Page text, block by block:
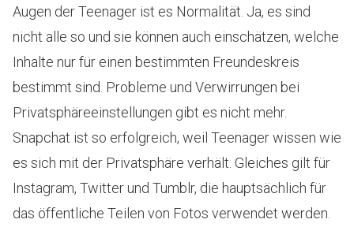
Augen der Teenager ist es Normalität. Ja, es sind
nicht alle so und sie können auch einschätzen, welche
Inhalte nur für einen bestimmten Freundeskreis
bestimmt sind. Probleme und Verwirrungen bei
Privatsphäreeinstellungen gibt es nicht mehr.
Snapchat ist so erfolgreich, weil Teenager wissen wie
es sich mit der Privatsphäre verhält. Gleiches gilt für
Instagram, Twitter und Tumblr, die hauptsächlich für
das öffentliche Teilen von Fotos verwendet werden.